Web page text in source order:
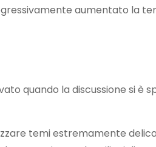
aumentato la
quando la discussione si è
temi estremamente